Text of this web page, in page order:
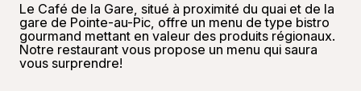
Le Café de la Gare, situé à proximité du quai et de la
gare de Pointe-au-Pic, offre un menu de type bistro
gourmand mettant en valeur des produits régionaux.
Notre restaurant vous propose un menu qui saura
vous surprendre!